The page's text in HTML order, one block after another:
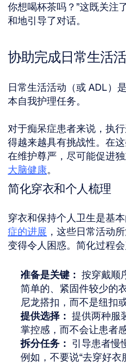
你想喝杯茶吗？”这既关注
和地引导了对话。
协助完成日常生活
日常生活活动（或 ADL）
本自我护理任务。
对于痴呆症患者来说，执
得越来越具有挑战性。在
在维护尊严，尽可能促进
大脑健康。
简化穿衣和个人梳理
穿衣和保持个人卫生是基
症的进展 ，这些日常活动
变得令人困惑。简化过程会
准备是关键： 按穿戴顺
简单的、紧固件较少的
尼龙搭扣，而不是纽扣或
提供选择： 提供两种服
掌控感，而不会让患者
拆分任务： 引导患者慢
例如，不要说“去穿好衣